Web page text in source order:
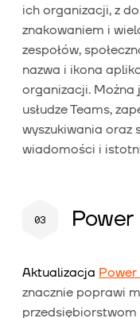
ich organizacji, z
znakowaniem i
zespołów,
nazwa i ikona
organizacji.
usłudze Teams,
wyszukiwania oraz
wiadomości i
Power
Aktualizacja Power
znacznie poprawi
przedsiębiorstwom